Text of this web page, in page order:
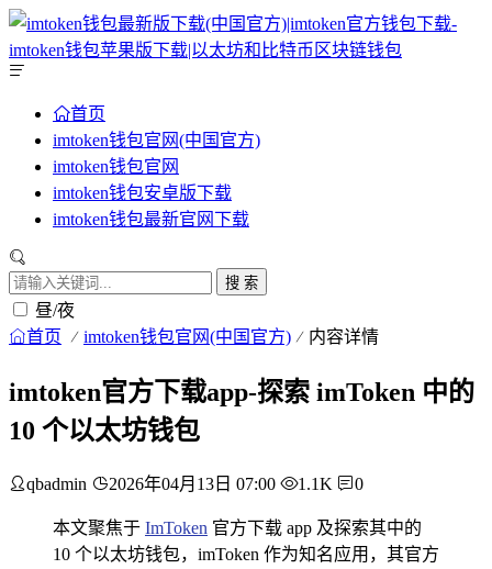
首页
imtoken钱包官网(中国官方)
imtoken钱包官网
imtoken钱包安卓版下载
imtoken钱包最新官网下载
搜 索
昼/夜
首页 imtoken钱包官网(中国官方) 内容详情
imtoken官方下载app-探索 imToken 中的
10 个以太坊钱包
qbadmin 2026年04月13日 07:00 1.1K 0
本文聚焦于 ImToken 官方下载 app 及探索其中的
10 个以太坊钱包，imToken 作为知名应用，其官方